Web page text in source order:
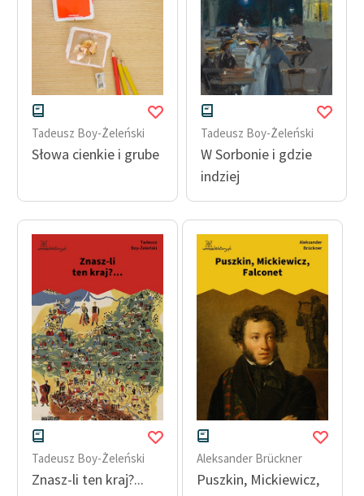
Tadeusz Boy-Żeleński
Słowa cienkie i grube
Tadeusz Boy-Żeleński
W Sorbonie i gdzie
indziej
Tadeusz Boy-Żeleński
Znasz-li ten kraj?...
Aleksander Brückner
Puszkin, Mickiewicz,